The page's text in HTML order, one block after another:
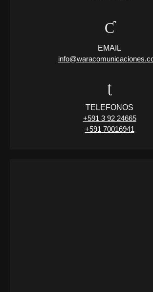
EMAIL
TELEFONOS
+591 3 92 24665
+591 70016941